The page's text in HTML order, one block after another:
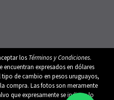
los Términos y Condiciones.
encuentran expresados en dólares
tipo de cambio en pesos uruguayos,
compra. Las fotos son meramente
que expresamente se indique lo